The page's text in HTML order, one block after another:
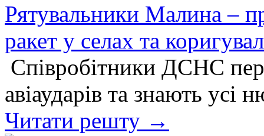
Рятувальники Малина –
ракет у селах та
Співробітники ДСНС
авіаударів та знають усі
Читати решту →